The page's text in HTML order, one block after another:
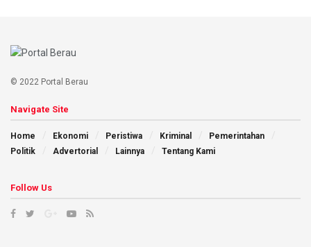
© 2022 Portal Berau
Navigate Site
Home Ekonomi Peristiwa Kriminal
Pemerintahan
Politik
Advertorial Lainnya Tentang Kami
Follow Us